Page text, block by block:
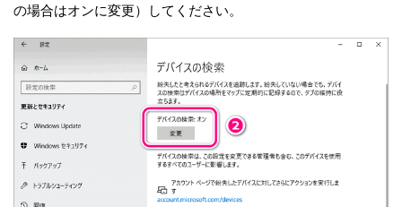
の場合はオンに変更）してください。